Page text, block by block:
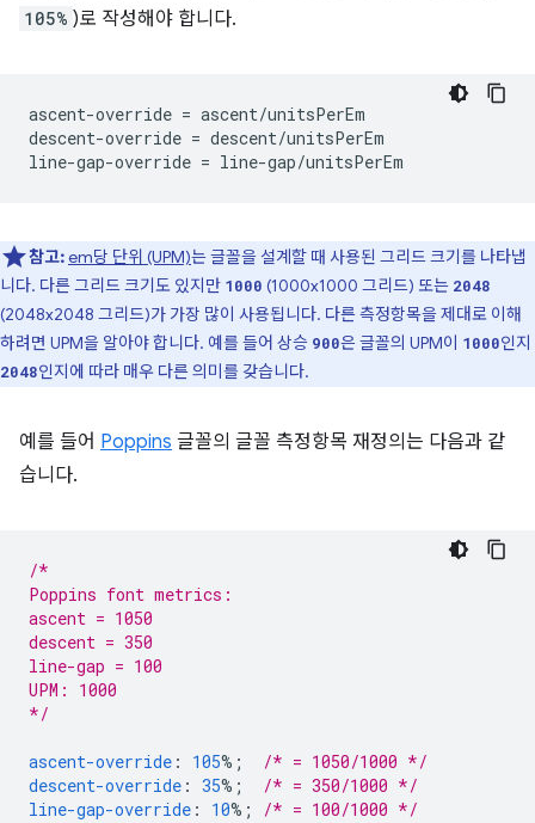
105% )로 작성해야 합니다.
ascent-override = ascent/unitsPerEm
descent-override = descent/unitsPerEm
참고:em당 단위 (UPM)는 글꼴을 설계할 때 사용된 그리드 크기를 나타냅
니다. 다른 그리드 크기도 있지만 1000 (1000x1000 그리드) 또는 2048
(2048x2048 그리드)가 가장 많이 사용됩니다. 다른 측정항목을 제대로 이해
하려면 UPM을 알아야 합니다. 예를 들어 상승 900은 글꼴의 UPM이 1000인지
2048인지에 따라 매우 다른 의미를 갖습니다.
예를 들어 Poppins 글꼴의 글꼴 측정항목 재정의는 다음과 같
습니다.
/*
Poppins font metrics:
ascent = 1050
descent = 350
line-gap = 100
UPM: 1000
*/
ascent-override : 105%;
/* = 1050/1000 */
descent-override : 35%;
/* = 350/1000 */
line-gap-override : 10%; /* = 100/1000 */